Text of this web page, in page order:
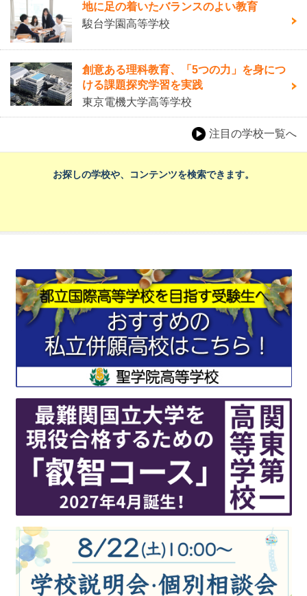
地に足の着いたバランスのよい教育
駿台学園高等学校
創意ある理科教育、「5つの力」を身につ
ける課題探究学習を実践
東京電機大学高等学校
注目の学校一覧へ
お探しの学校や、コンテンツを検索できます。